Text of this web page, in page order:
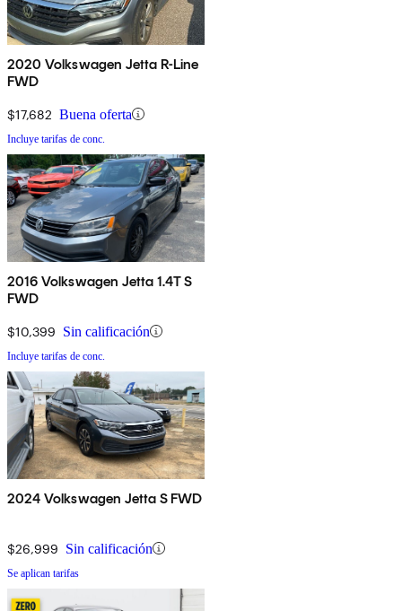
2020 Volkswagen Jetta R-Line
FWD
$17,682 Buena oferta
Incluye tarifas de conc.
2016 Volkswagen Jetta 1.4T S
FWD
$10,399 Sin calificación
Incluye tarifas de conc.
2024 Volkswagen Jetta S FWD
$26,999 Sin calificación
Se aplican tarifas